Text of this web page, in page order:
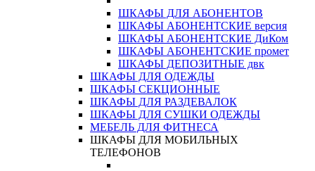
ШКАФЫ ДЛЯ АБОНЕНТОВ
ШКАФЫ АБОНЕНТСКИЕ версия
ШКАФЫ АБОНЕНТСКИЕ ДиКом
ШКАФЫ АБОНЕНТСКИЕ промет
ШКАФЫ ДЕПОЗИТНЫЕ двк
ШКАФЫ ДЛЯ ОДЕЖДЫ
ШКАФЫ СЕКЦИОННЫЕ
ШКАФЫ ДЛЯ РАЗДЕВАЛОК
ШКАФЫ ДЛЯ СУШКИ ОДЕЖДЫ
МЕБЕЛЬ ДЛЯ ФИТНЕСА
ШКАФЫ ДЛЯ МОБИЛЬНЫХ
ТЕЛЕФОНОВ